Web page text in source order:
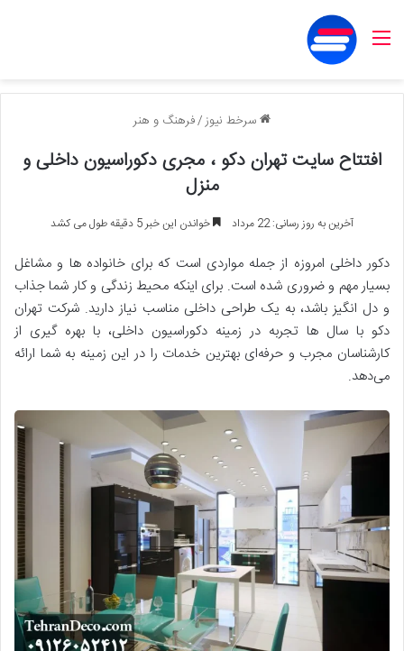
منو
سرخط نیوز/فرهنگ و هنر
افتتاح سایت تهران دکو ، مجری دکوراسیون داخلی و
منزل
آخرین به روز رسانی: 22 مرداد خواندن این خبر 5 دقیقه طول می کشد
دکور داخلی امروزه از جمله مواردی است که برای خانواده ها و مشاغل
بسیار مهم و ضروری شده است. برای اینکه محیط زندگی و کار شما جذاب
و دل انگیز باشد، به یک طراحی داخلی مناسب نیاز دارید. شرکت تهران
دکو با سال ها تجربه در زمینه دکوراسیون داخلی، با بهره گیری از
کارشناسان مجرب و حرفه‌ای بهترین خدمات را در این زمینه به شما ارائه
می‌دهد.